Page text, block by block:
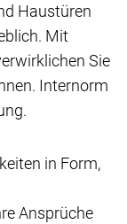
Haustüren
Mit
Sie
Internorm
in Form,
Ansprüche